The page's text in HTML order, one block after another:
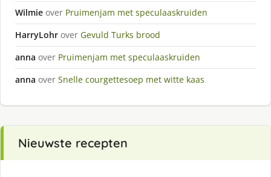
Wilmie over Pruimenjam met speculaaskruiden
HarryLohr over Gevuld Turks brood
anna over Pruimenjam met speculaaskruiden
anna over Snelle courgettesoep met witte kaas
Nieuwste recepten